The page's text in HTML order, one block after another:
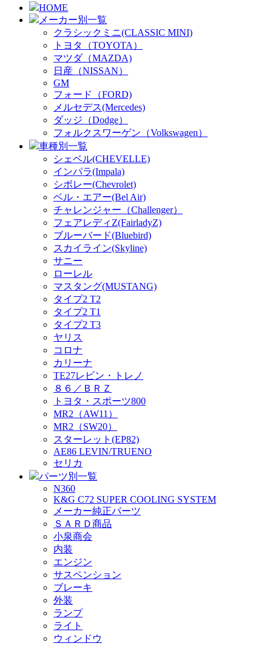
HOME
メーカー別一覧
クラシックミニ(CLASSIC MINI)
トヨタ（TOYOTA）
マツダ（MAZDA)
日産（NISSAN）
GM
フォード（FORD)
メルセデス(Mercedes)
ダッジ（Dodge）
フォルクスワーゲン（Volkswagen）
車種別一覧
シェベル(CHEVELLE)
インパラ(Impala)
シボレー(Chevrolet)
ベル・エアー(Bel Air)
チャレンジャー（Challenger）
フェアレディZ(FairladyZ)
ブルーバード(Bluebird)
スカイライン(Skyline)
サニー
ローレル
マスタング(MUSTANG)
タイプ2 T2
タイプ2 T1
タイプ2 T3
ヤリス
コロナ
カリーナ
TE27レビン・トレノ
８６／ＢＲＺ
トヨタ・スポーツ800
MR2（AW11）
MR2（SW20）
スターレット(EP82)
AE86 LEVIN/TRUENO
セリカ
パーツ別一覧
N360
K&G C72 SUPER COOLING SYSTEM
メーカー純正パーツ
ＳＡＲＤ商品
小泉商会
内装
エンジン
サスペンション
ブレーキ
外装
ランプ
ライト
ウィンドウ